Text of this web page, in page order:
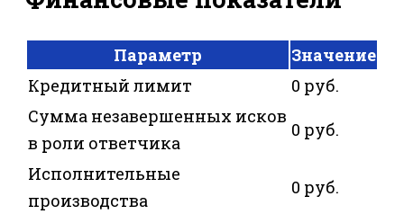
Параметр
Значение
Кредитный лимит
0 руб.
Сумма незавершенных исков
в роли ответчика
0 руб.
Исполнительные
производства
0 руб.